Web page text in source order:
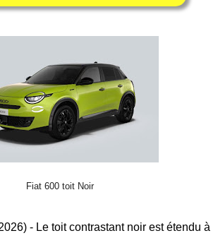
Fiat 600 toit Noir
- Le toit contrastant noir est étendu à